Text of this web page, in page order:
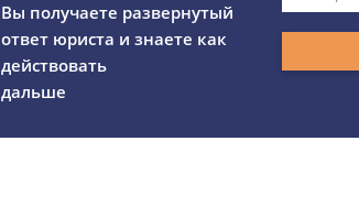
Вы получаете развернутый
ответ юриста и знаете как
действовать
дальше